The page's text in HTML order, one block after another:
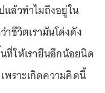
ล้วทำไมถึงอยู่ใน
ชีวิตเรามันโด่งดัง
ที่ให้เรายืนอีกน้อยนิด
พราะเกิดความคิดนี้